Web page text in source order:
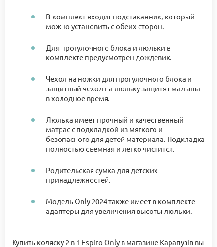
В комплект входит подстаканник, который
можно установить с обеих сторон.
Для прогулочного блока и люльки в
комплекте предусмотрен дождевик.
Чехол на ножки для прогулочного блока и
защитный чехол на люльку защитят малыша
в холодное время.
Люлька имеет прочный и качественный
матрас с подкладкой из мягкого и
безопасного для детей материала. Подкладка
полностью съемная и легко чистится.
Родительская сумка для детских
принадлежностей.
Модель Only 2024 также имеет в комплекте
адаптеры для увеличения высоты люльки.
Купить коляску 2 в 1 Espiro Only в магазине Карапузів вы